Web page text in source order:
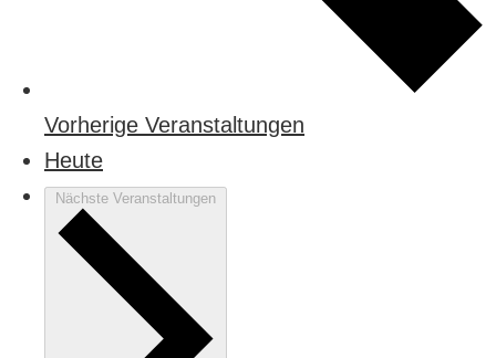
Vorherige Veranstaltungen
Heute
Nächste Veranstaltungen